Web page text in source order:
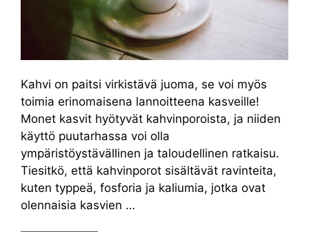
Kahvi on paitsi virkistävä juoma, se voi myös
toimia erinomaisena lannoitteena kasveille!
Monet kasvit hyötyvät kahvinporoista, ja niiden
käyttö puutarhassa voi olla
ympäristöystävällinen ja taloudellinen ratkaisu.
Tiesitkö, että kahvinporot sisältävät ravinteita,
kuten typpeä, fosforia ja kaliumia, jotka ovat
olennaisia kasvien …